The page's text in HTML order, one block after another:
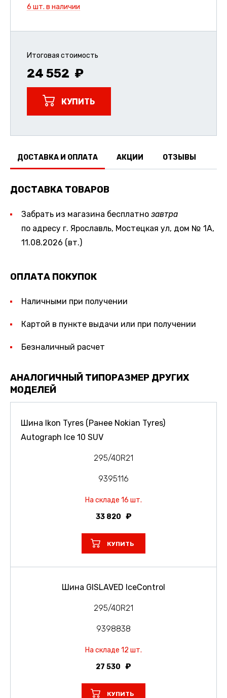
6 шт. в наличии
Итоговая стоимость
24 552
КУПИТЬ
ДОСТАВКА И ОПЛАТА АКЦИИ ОТЗЫВЫ
ДОСТАВКА ТОВАРОВ
Забрать из магазина бесплатно завтра
по адресу г. Ярославль, Мостецкая ул, дом № 1А,
11.08.2026 (вт.)
ОПЛАТА ПОКУПОК
Наличными при получении
Картой в пункте выдачи или при получении
Безналичный расчет
АНАЛОГИЧНЫЙ ТИПОРАЗМЕР ДРУГИХ
МОДЕЛЕЙ
Шина Ikon Tyres (Ранее Nokian Tyres)
Autograph Ice 10 SUV
295/40R21
9395116
На складе 16 шт.
33 820
КУПИТЬ
Шина GISLAVED IceControl
295/40R21
9398838
На складе 12 шт.
27 530
КУПИТЬ